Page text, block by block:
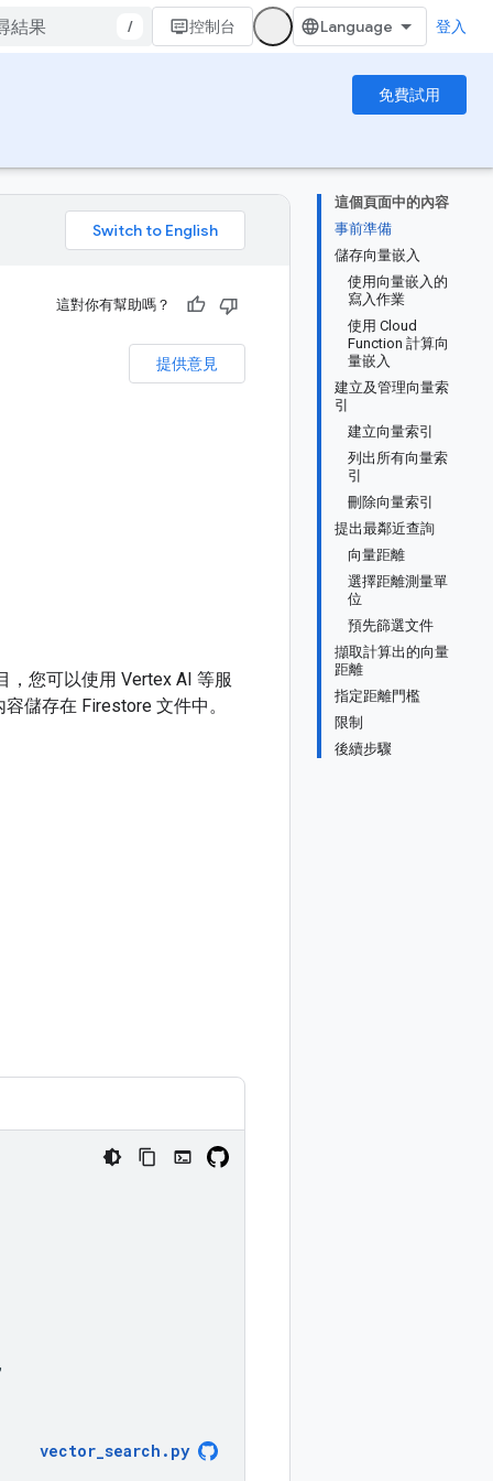
/ 控制台 登入
免費試用
這個頁面中的內容
事前準備
儲存向量嵌入
使用向量嵌入的
寫入作業
使用 Cloud
Function 計算向
量嵌入
建立及管理向量索
引
建立向量索引
列出所有向量索
引
刪除向量索引
提出最鄰近查詢
向量距離
選擇距離測量單
位
預先篩選文件
擷取計算出的向量
距離
指定距離門檻
限制
後續步驟
這對你有幫助嗎？
提供意見
您可以使用 Vertex AI 等服
儲存在 Firestore 文件中。
vector_search . py